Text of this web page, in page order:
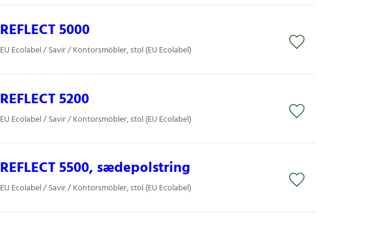
REFLECT 5000
EU Ecolabel / Savir / Kontorsmöbler, stol (EU Ecolabel)
REFLECT 5200
EU Ecolabel / Savir / Kontorsmöbler, stol (EU Ecolabel)
REFLECT 5500, sædepolstring
EU Ecolabel / Savir / Kontorsmöbler, stol (EU Ecolabel)